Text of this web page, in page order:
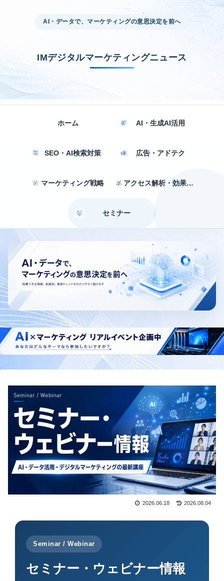
AI・データで、マーケティングの意思決定を前へ
IMデジタルマーケティングニュース
ホーム AI・生成AI活用
SEO・AI検索対策 広告・アドテク
マーケティング戦略 アクセス解析・効果測定
セミナー
2026.06.18 2026.08.04
Seminar / Webinar
セミナー・ウェビナー情報